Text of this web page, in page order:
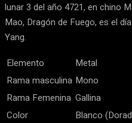
lunar 3 del año 4721, en chino
Mao, Dragón de Fuego, es el
Yang.
Elemento
Metal
Rama masculina Mono
Rama Femenina Gallina
Color
Blanco